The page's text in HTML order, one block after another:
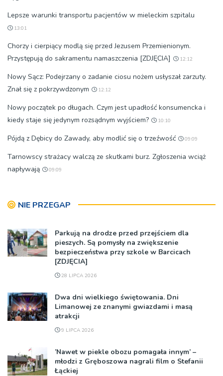
Lepsze warunki transportu pacjentów w mieleckim szpitalu
13:01
Chorzy i cierpiący modlą się przed Jezusem Przemienionym.
Przystępują do sakramentu namaszczenia [ZDJĘCIA]
12:12
Nowy Sącz: Podejrzany o zadanie ciosu nożem usłyszał zarzuty.
Znał się z pokrzywdzonym
12:12
Nowy początek po długach. Czym jest upadłość konsumencka i
kiedy staje się jedynym rozsądnym wyjściem?
10:10
Pójdą z Dębicy do Zawady, aby modlić się o trzeźwość 09:09
Tarnowscy strażacy walczą ze skutkami burz. Zgłoszenia wciąż
napływają
09:09
NIE PRZEGAP
Parkują na drodze przed przejściem dla
pieszych. Są pomysły na zwiększenie
bezpieczeństwa przy szkole w Barcicach
[ZDJĘCIA]
28 LIPCA 2026
Dwa dni wielkiego świętowania. Dni
Limanowej ze znanymi gwiazdami i masą
atrakcji
9 LIPCA 2026
’Nawet w piekle obozu pomagała innym’ –
młodzi z Gręboszowa nagrali film o Stefanii
Łąckiej